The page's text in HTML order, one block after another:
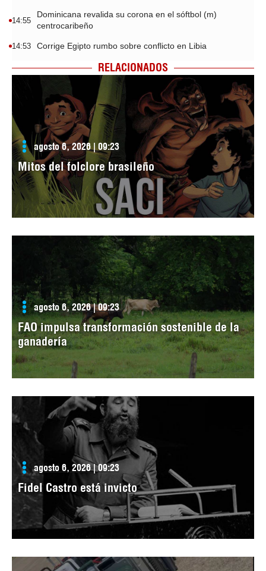
14:55
Dominicana revalida su corona en el sóftbol (m)
centrocaribeño
14:53 Corrige Egipto rumbo sobre conflicto en Libia
RELACIONADOS
agosto 6, 2026 | 09:23
Mitos del folclore brasileño
agosto 6, 2026 | 09:23
FAO impulsa transformación sostenible de la
ganadería
agosto 6, 2026 | 09:23
Fidel Castro está invicto